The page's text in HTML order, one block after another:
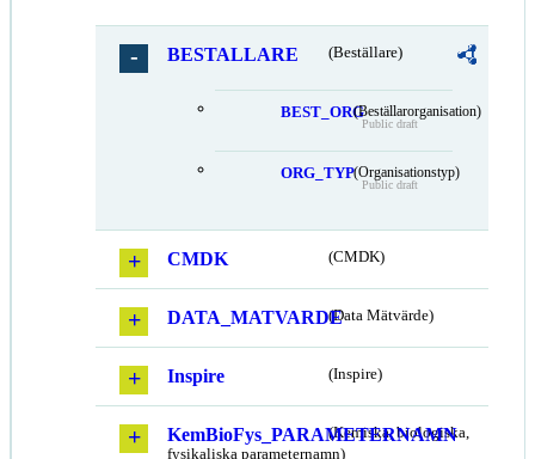
BESTALLARE (Beställare)
BEST_ORG(Beställarorganisation)
Public draft
ORG_TYP(Organisationstyp)
Public draft
CMDK (CMDK)
DATA_MATVARDE(Data Mätvärde)
Inspire (Inspire)
KemBioFys_PARAMETERNAMN
(Kemiska, biologiska,
fysikaliska parameternamn)